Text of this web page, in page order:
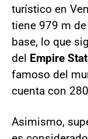
turístico en
tiene 979 m
base, lo que
del Empire
famoso del
cuenta con
Asimismo,